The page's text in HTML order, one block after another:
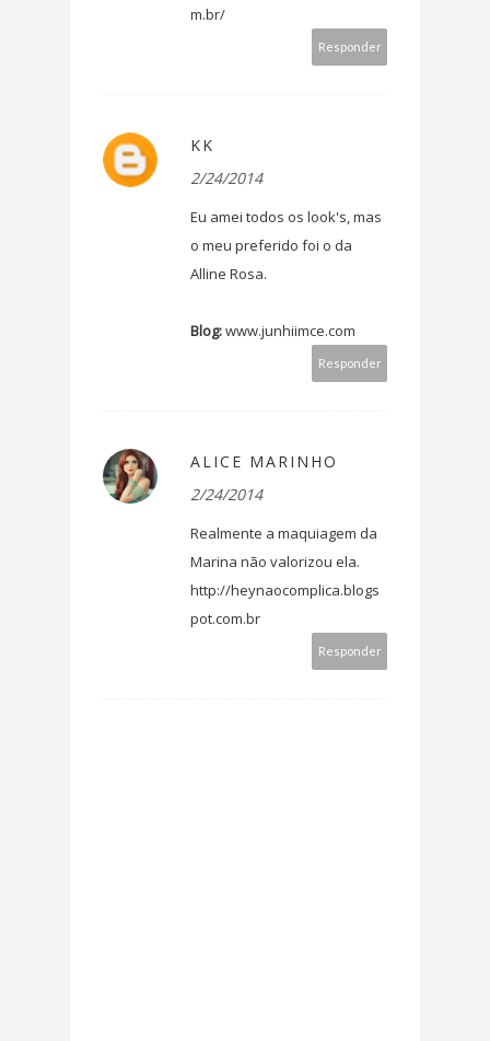
m.br/
Responder
KK
2/24/2014
Eu amei todos os look's, mas
o meu preferido foi o da
Alline Rosa.
Blog:www.junhiimce.com
Responder
ALICE MARINHO
2/24/2014
Realmente a maquiagem da
Marina não valorizou ela.
http://heynaocomplica.blogs
pot.com.br
Responder